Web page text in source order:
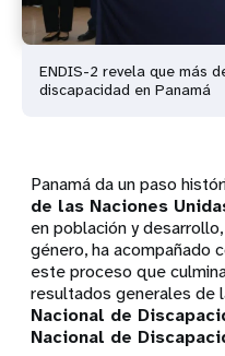
ENDIS-2 revela que más
discapacidad en Panamá
Panamá da un paso
de las Naciones
en población y
género, ha acompañado
este proceso que
resultados generales de
Nacional de
Nacional de